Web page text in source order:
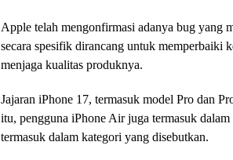
Apple telah mengonfirmasi adanya bug yang
secara spesifik dirancang untuk memperbaiki
menjaga kualitas produknya.
Jajaran iPhone 17, termasuk model Pro dan
itu, pengguna iPhone Air juga termasuk
termasuk dalam kategori yang disebutkan.